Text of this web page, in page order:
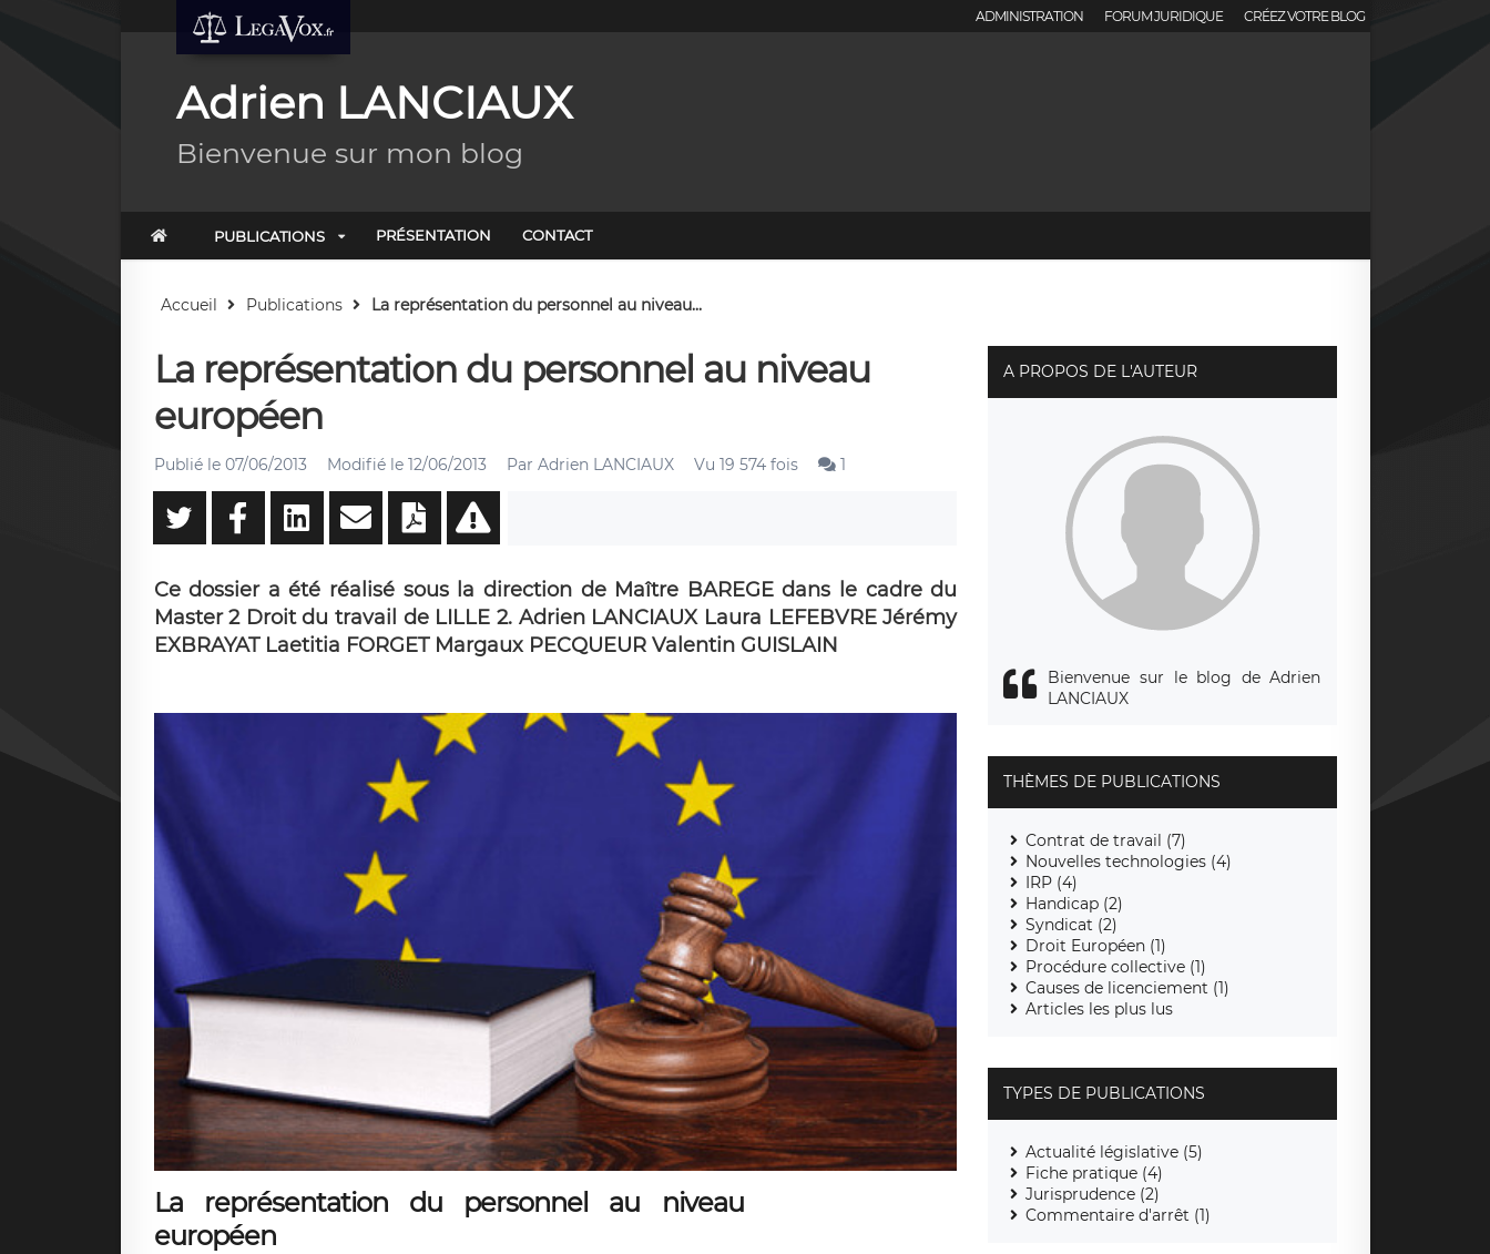
ADMINISTRATION FORUM JURIDIQUE CRÉEZ VOTRE BLOG
Adrien LANCIAUX
Bienvenue sur mon blog
PUBLICATIONS PRÉSENTATION CONTACT
Accueil Publications La représentation du personnel au niveau...
La représentation du personnel au niveau
européen
Publié le 07/06/2013 Modifié le 12/06/2013 Par Adrien LANCIAUX Vu 19 574 fois 1
Ce dossier a été réalisé sous la direction de Maître BAREGE dans le cadre du
Master 2 Droit du travail de LILLE 2. Adrien LANCIAUX Laura LEFEBVRE Jérémy
EXBRAYAT Laetitia FORGET Margaux PECQUEUR Valentin GUISLAIN
La représentation du personnel au niveau
européen
A PROPOS DE L'AUTEUR
Bienvenue sur le blog de Adrien
LANCIAUX
THÈMES DE PUBLICATIONS
Contrat de travail (7)
Nouvelles technologies (4)
IRP (4)
Handicap (2)
Syndicat (2)
Droit Européen (1)
Procédure collective (1)
Causes de licenciement (1)
Articles les plus lus
TYPES DE PUBLICATIONS
Actualité législative (5)
Fiche pratique (4)
Jurisprudence (2)
Commentaire d'arrêt (1)